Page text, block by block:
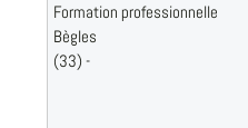
Formation professionnelle
Bègles
(33) -